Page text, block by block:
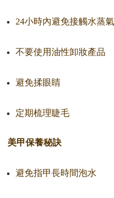
24小時內避免接觸水蒸
不要使用油性卸妝產品
避免揉眼睛
定期梳理睫毛
美甲保養秘訣
避免指甲長時間泡水